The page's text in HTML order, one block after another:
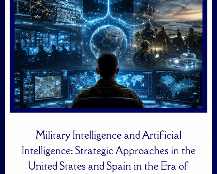
Military Intelligence and Artificial
Intelligence: Strategic Approaches in the
United States and Spain in the Era of